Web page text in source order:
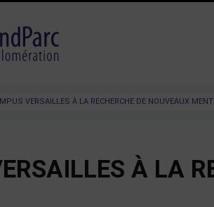
VERSAILLES À LA RECHERCHE DE NOUVEAUX
À LA